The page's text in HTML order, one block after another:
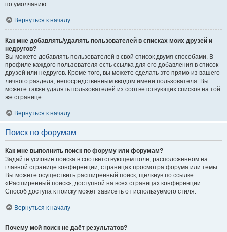
по умолчанию.
Вернуться к началу
Как мне добавлять/удалять пользователей в списках моих друзей и
недругов?
Вы можете добавлять пользователей в свой список двумя способами. В
профиле каждого пользователя есть ссылка для его добавления в список
друзей или недругов. Кроме того, вы можете сделать это прямо из вашего
личного раздела, непосредственным вводом имени пользователя. Вы
можете также удалять пользователей из соответствующих списков на той
же странице.
Вернуться к началу
Поиск по форумам
Как мне выполнить поиск по форуму или форумам?
Задайте условие поиска в соответствующем поле, расположенном на
главной странице конференции, страницах просмотра форума или темы.
Вы можете осуществить расширенный поиск, щёлкнув по ссылке
«Расширенный поиск», доступной на всех страницах конференции.
Способ доступа к поиску может зависеть от используемого стиля.
Вернуться к началу
Почему мой поиск не даёт результатов?